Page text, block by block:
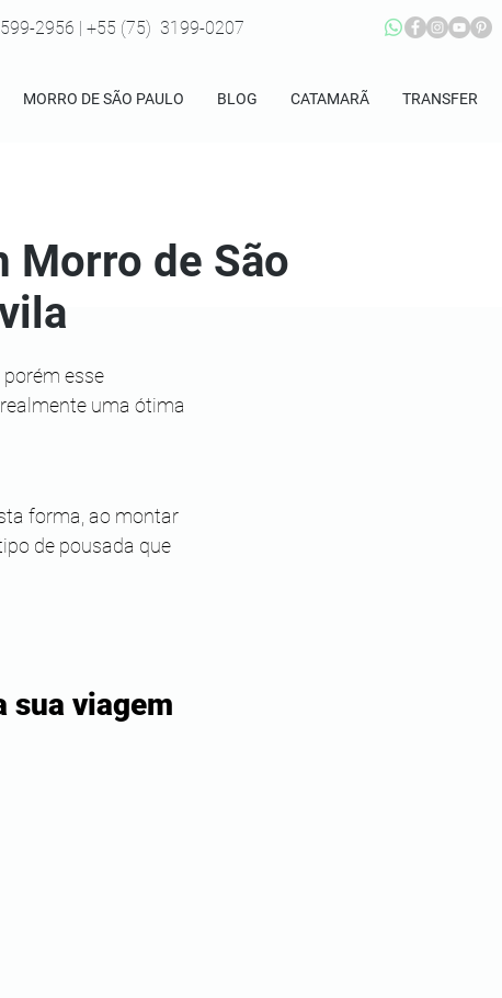
MORRO DE SÃO PAULO BLOG CATAMARÃ TRANSFER
2956 | +55 (75) 3199-0207
esse
uma ótima
forma, ao montar
de pousada que
sua viagem
Morro de São